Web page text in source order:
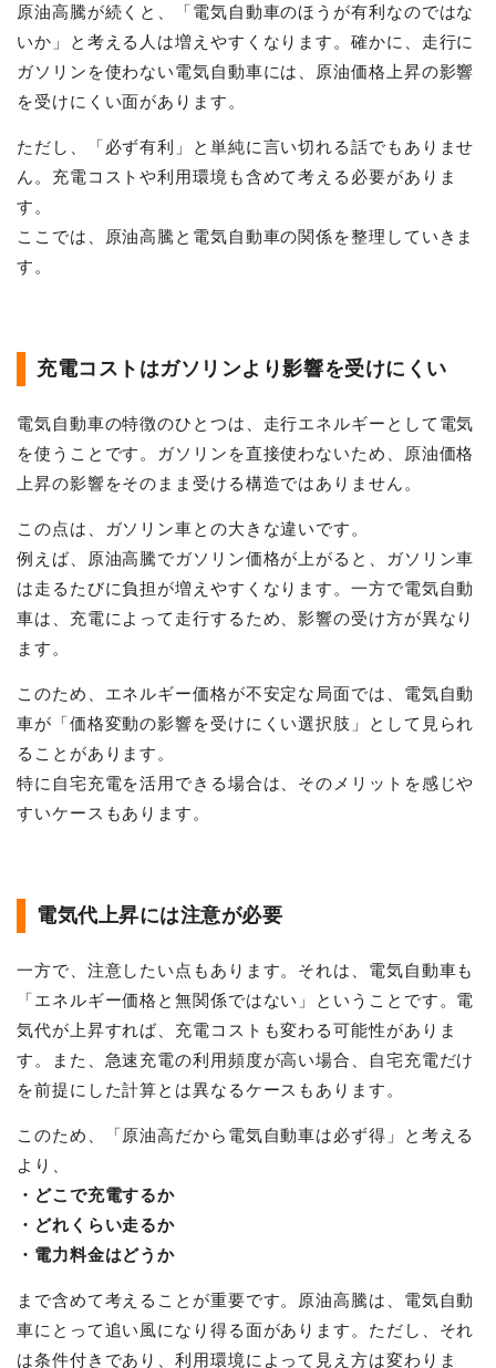
原油高騰が続くと、「電気自動車のほうが有利なのではな
いか」と考える人は増えやすくなります。確かに、走行に
ガソリンを使わない電気自動車には、原油価格上昇の影響
を受けにくい面があります。
ただし、「必ず有利」と単純に言い切れる話でもありませ
ん。充電コストや利用環境も含めて考える必要がありま
す。
ここでは、原油高騰と電気自動車の関係を整理していきま
す。
充電コストはガソリンより影響を受けにくい
電気自動車の特徴のひとつは、走行エネルギーとして電気
を使うことです。ガソリンを直接使わないため、原油価格
上昇の影響をそのまま受ける構造ではありません。
この点は、ガソリン車との大きな違いです。
例えば、原油高騰でガソリン価格が上がると、ガソリン車
は走るたびに負担が増えやすくなります。一方で電気自動
車は、充電によって走行するため、影響の受け方が異なり
ます。
このため、エネルギー価格が不安定な局面では、電気自動
車が「価格変動の影響を受けにくい選択肢」として見られ
ることがあります。
特に自宅充電を活用できる場合は、そのメリットを感じや
すいケースもあります。
電気代上昇には注意が必要
一方で、注意したい点もあります。それは、電気自動車も
「エネルギー価格と無関係ではない」ということです。電
気代が上昇すれば、充電コストも変わる可能性がありま
す。また、急速充電の利用頻度が高い場合、自宅充電だけ
を前提にした計算とは異なるケースもあります。
このため、「原油高だから電気自動車は必ず得」と考える
より、
・どこで充電するか
・どれくらい走るか
・電力料金はどうか
まで含めて考えることが重要です。原油高騰は、電気自動
車にとって追い風になり得る面があります。ただし、それ
は条件付きであり、利用環境によって見え方は変わりま